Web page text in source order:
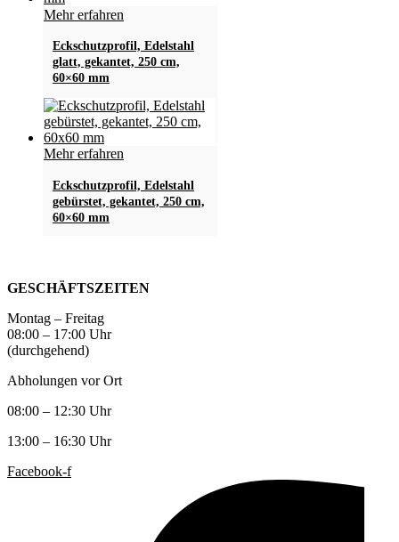
Mehr erfahren
Eckschutzprofil, Edelstahl
glatt, gekantet, 250 cm,
60×60 mm
Mehr erfahren
Eckschutzprofil, Edelstahl
gebürstet, gekantet, 250 cm,
60×60 mm
GESCHÄFTSZEITEN
Montag – Freitag
08:00 – 17:00 Uhr
(durchgehend)
Abholungen vor Ort
08:00 – 12:30 Uhr
13:00 – 16:30 Uhr
Facebook-f